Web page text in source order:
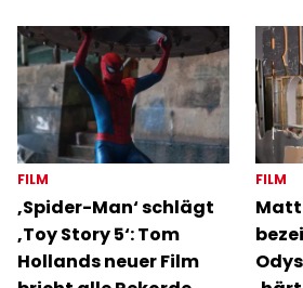
FILM
‚Spider-Man‘ schlägt
‚Toy Story 5‘: Tom
Hollands neuer Film
FILM
Matt